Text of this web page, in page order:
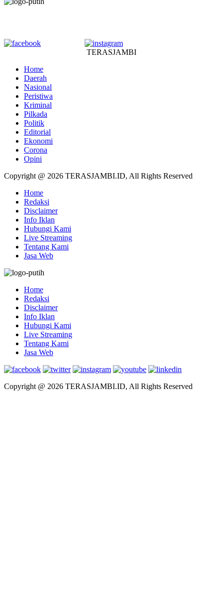
TERASJAMBI
Home
Daerah
Nasional
Peristiwa
Kriminal
Pilkada
Politik
Editorial
Ekonomi
Corona
Opini
Copyright @ 2026 TERASJAMBI.ID, All Rights Reserved
Home
Redaksi
Disclaimer
Info Iklan
Hubungi Kami
Live Streaming
Tentang Kami
Jasa Web
Home
Redaksi
Disclaimer
Info Iklan
Hubungi Kami
Live Streaming
Tentang Kami
Jasa Web
Copyright @ 2026 TERASJAMBI.ID, All Rights Reserved